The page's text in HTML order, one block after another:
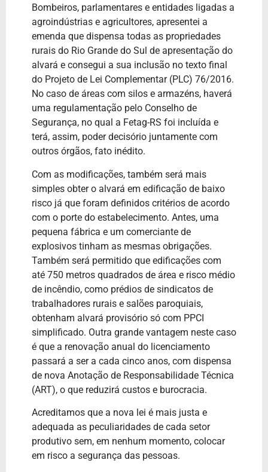
Bombeiros, parlamentares e entidades ligadas a
agroindústrias e agricultores, apresentei a
emenda que dispensa todas as propriedades
rurais do Rio Grande do Sul de apresentação do
alvará e consegui a sua inclusão no texto final
do Projeto de Lei Complementar (PLC) 76/2016.
No caso de áreas com silos e armazéns, haverá
uma regulamentação pelo Conselho de
Segurança, no qual a Fetag-RS foi incluída e
terá, assim, poder decisório juntamente com
outros órgãos, fato inédito.
Com as modificações, também será mais
simples obter o alvará em edificação de baixo
risco já que foram definidos critérios de acordo
com o porte do estabelecimento. Antes, uma
pequena fábrica e um comerciante de
explosivos tinham as mesmas obrigações.
Também será permitido que edificações com
até 750 metros quadrados de área e risco médio
de incêndio, como prédios de sindicatos de
trabalhadores rurais e salões paroquiais,
obtenham alvará provisório só com PPCI
simplificado. Outra grande vantagem neste caso
é que a renovação anual do licenciamento
passará a ser a cada cinco anos, com dispensa
de nova Anotação de Responsabilidade Técnica
(ART), o que reduzirá custos e burocracia.
Acreditamos que a nova lei é mais justa e
adequada as peculiaridades de cada setor
produtivo sem, em nenhum momento, colocar
em risco a segurança das pessoas.